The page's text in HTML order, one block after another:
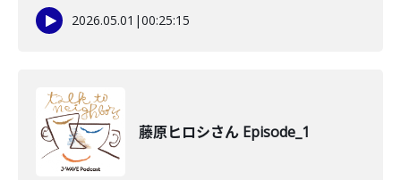
2026.05.01 |00:25:15
藤原ヒロシさん Episode_1